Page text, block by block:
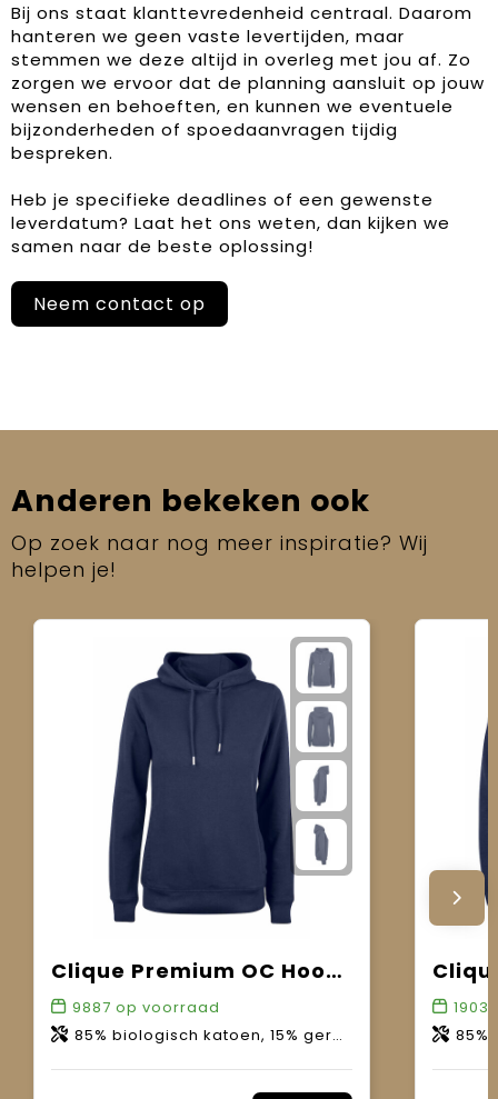
Bij ons staat klanttevredenheid centraal. Daarom
hanteren we geen vaste levertijden, maar
stemmen we deze altijd in overleg met jou af. Zo
zorgen we ervoor dat de planning aansluit op jouw
wensen en behoeften, en kunnen we eventuele
bijzonderheden of spoedaanvragen tijdig
bespreken.
Heb je specifieke deadlines of een gewenste
leverdatum? Laat het ons weten, dan kijken we
samen naar de beste oplossing!
Neem contact op
Anderen bekeken ook
Op zoek naar nog meer inspiratie? Wij
helpen je!
Clique Premium OC Hoody Women
9887 op voorraad
85% biologisch katoen, 15% gerecycled polyester.
19030
85%